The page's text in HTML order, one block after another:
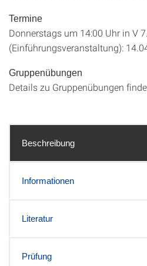
Termine
Donnerstags um 14:00 Uhr in V
(Einführungsveranstaltung):
Gruppenübungen
Details zu Gruppenübungen
Beschreibung
Informationen
Literatur
Prüfung